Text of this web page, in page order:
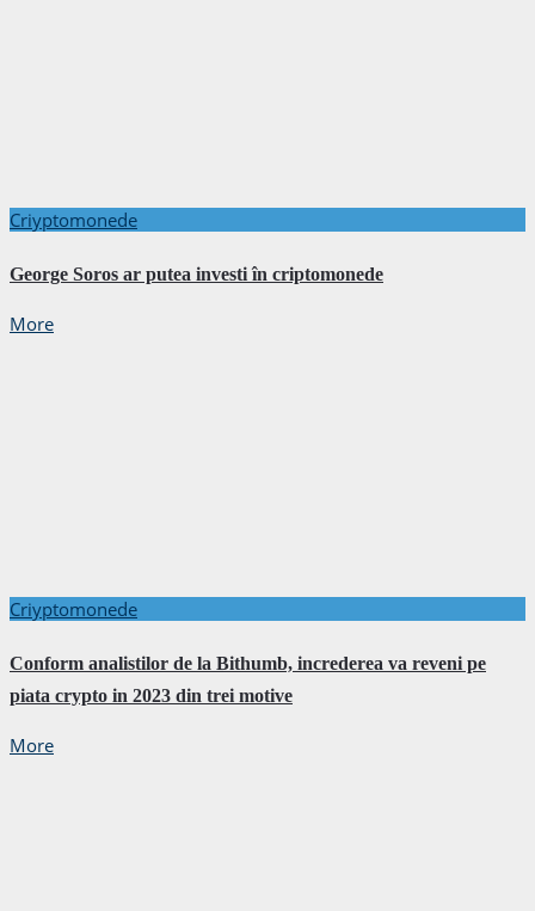
Criyptomonede
George Soros ar putea investi în criptomonede
More
Criyptomonede
Conform analistilor de la Bithumb, increderea va reveni pe
piata crypto in 2023 din trei motive
More